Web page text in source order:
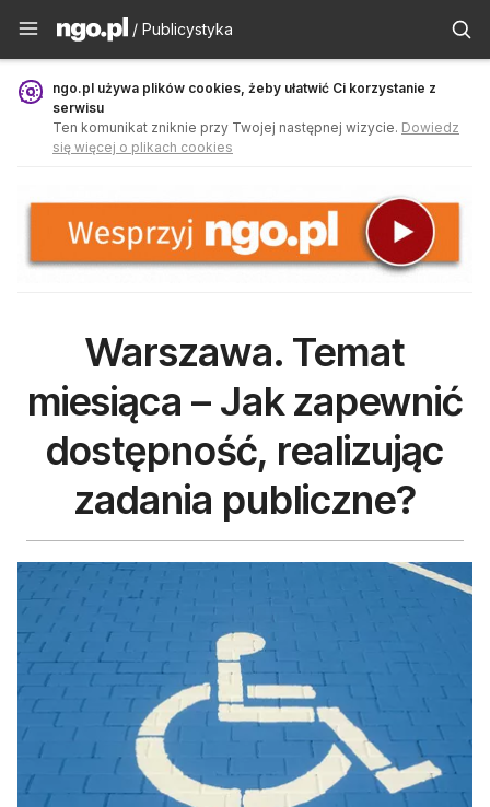
Publicystyka - ngo.pl
/ Publicystyka
ngo.pl używa plików cookies, żeby ułatwić Ci korzystanie z
serwisu
Ten komunikat zniknie przy Twojej następnej wizycie. Dowiedz
się więcej o plikach cookies
Warszawa. Temat
miesiąca – Jak zapewnić
dostępność, realizując
zadania publiczne?